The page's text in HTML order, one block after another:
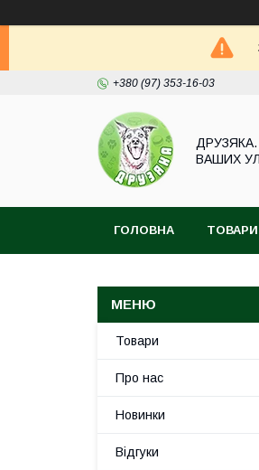
+380 (97) 353-16-03
ВАШИХ
ГОЛОВНА ТОВАРИ
Товари
Про нас
Новинки
Відгуки